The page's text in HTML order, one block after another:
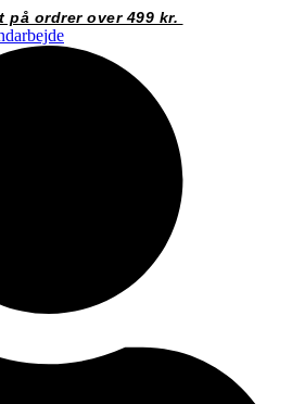
på ordrer over 499 kr.